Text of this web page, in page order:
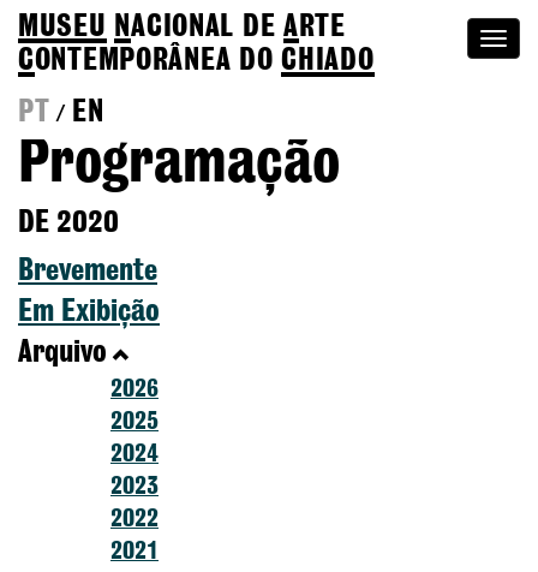
MUSEU NACIONAL DEA RTE
CONTEMPORÂNEA DOCHIADO
PT
/ EN
Programação
DE 2020
Brevemente
Em Exibição
Arquivo
2026
2025
2024
2023
2022
2021